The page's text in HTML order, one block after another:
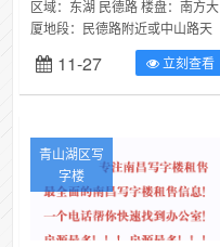
区域：东湖 民德路 楼盘：南方大
厦地段：民德路附近或中山路天
虹旁类别：写字楼（可注册公
司）面积：300㎡价格：12000...
11-27 立刻查看
青山湖区写
字楼